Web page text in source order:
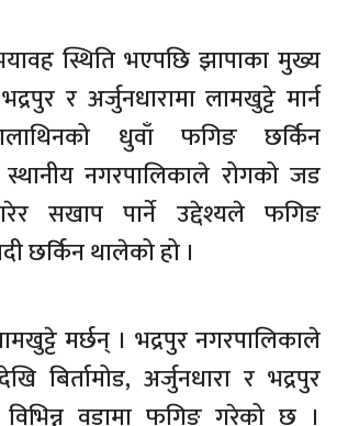
स्थिति भएपछि झापाका मुख्य
र अर्जुनधारामा लामखुट्टे मार्न
धुवाँ फगिङ छर्किन
नगरपालिकाले रोगको जड
सखाप पार्ने उद्देश्यले फगिङ
छर्किन थालेको हो ।
मर्छन् । भद्रपुर नगरपालिकाले
बिर्तामोड, अर्जुनधारा र भद्रपुर
विभिन्न वडामा फगिङ गरेको छ ।